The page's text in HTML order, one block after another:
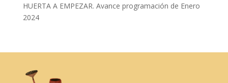
HUERTA A EMPEZAR. Avance programación de Enero
2024